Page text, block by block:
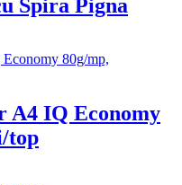
Spira Pigna
A4 IQ Economy
top